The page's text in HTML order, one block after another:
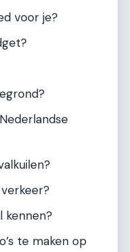
voor je?
kennen?
te maken op